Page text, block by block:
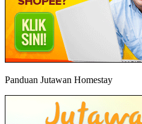
Panduan Jutawan Homestay